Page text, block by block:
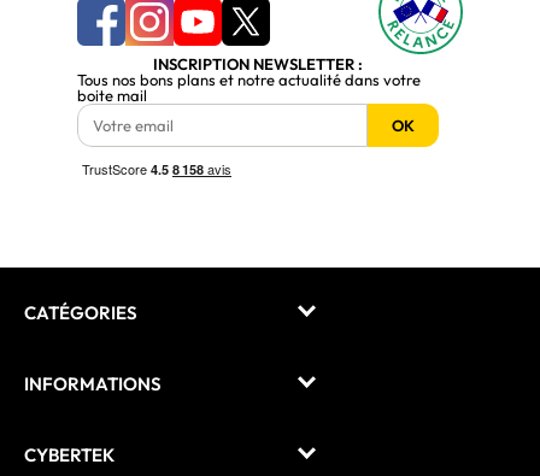
INSCRIPTION NEWSLETTER :
Tous nos bons plans et notre actualité dans votre
boite mail
OK
CATÉGORIES
INFORMATIONS
CYBERTEK